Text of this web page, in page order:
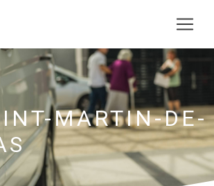
MARTIN-DE-
des cookies